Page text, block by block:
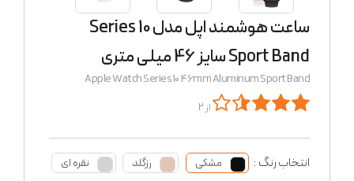
ساعت هوشمند اپل مدل Series 10
Sport Band سایز 46 میلی متری
Apple Watch Series 10 46mm Aluminum Sport Band
از 2
انتخاب رنگ : مشکی رزگلد نقره ای